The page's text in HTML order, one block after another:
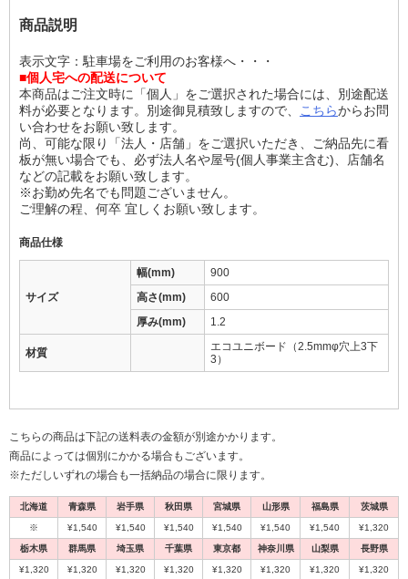
商品説明
表示文字：駐車場をご利用のお客様へ・・・
■個人宅への配送について
本商品はご注文時に「個人」をご選択された場合には、別途配送
料が必要となります。別途御見積致しますので、
こちらからお問
い合わせをお願い致します。
尚、可能な限り「法人・店舗」をご選択いただき、ご納品先に看
板が無い場合でも、必ず法人名や屋号(個人事業主含む)、店舗名
などの記載をお願い致します。
※お勤め先名でも問題ございません。
ご理解の程、何卒 宜しくお願い致します。
商品仕様
サイズ
幅(mm)
900
高さ(mm)
600
厚み(mm)
1.2
材質
エコユニボード（2.5mmφ穴上3下
3）
こちらの商品は下記の送料表の金額が別途かかります。
商品によっては個別にかかる場合もございます。
※ただしいずれの場合も一括納品の場合に限ります。
北海道 青森県 岩手県 秋田県 宮城県 山形県 福島県 茨城県
※ ¥1,540 ¥1,540 ¥1,540 ¥1,540 ¥1,540 ¥1,540 ¥1,320
栃木県 群馬県 埼玉県 千葉県 東京都 神奈川県 山梨県 長野県
¥1,320 ¥1,320 ¥1,320 ¥1,320 ¥1,320 ¥1,320 ¥1,320 ¥1,320